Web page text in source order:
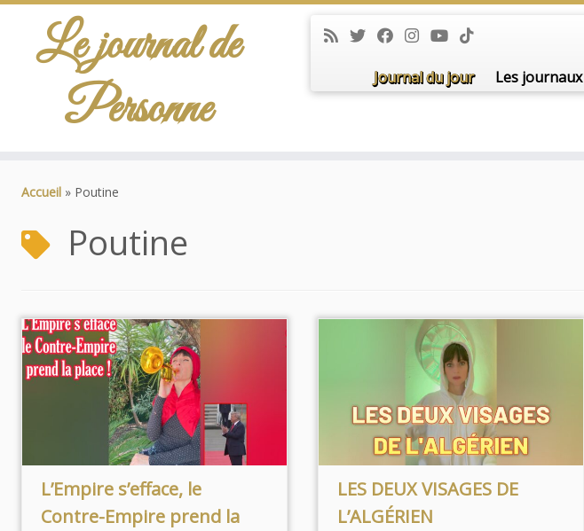
Le journal de
Personne
Journal du jour Les journaux
Accueil » Poutine
Poutine
L’Empire s’efface, le
Contre-Empire prend la
LES DEUX VISAGES DE
L’ALGÉRIEN